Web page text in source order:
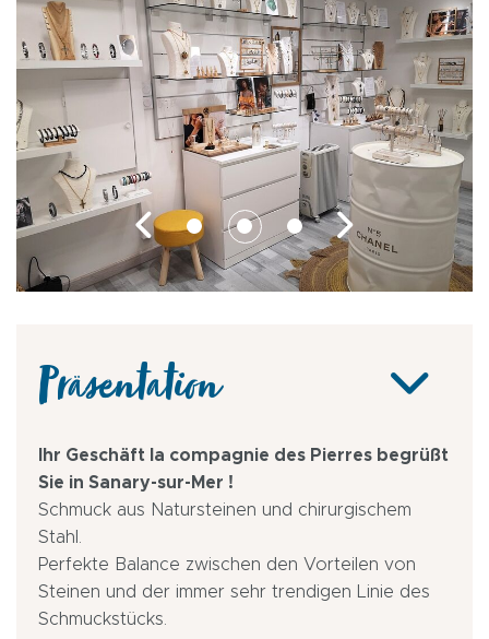
Präsentation
Ihr Geschäft la compagnie des Pierres begrüßt
Sie in Sanary-sur-Mer !
Schmuck aus Natursteinen und chirurgischem
Stahl.
Perfekte Balance zwischen den Vorteilen von
Steinen und der immer sehr trendigen Linie des
Schmuckstücks.